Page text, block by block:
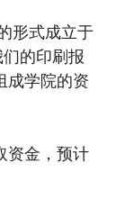
形式成立于
的印刷报
成学院的资
资金，预计